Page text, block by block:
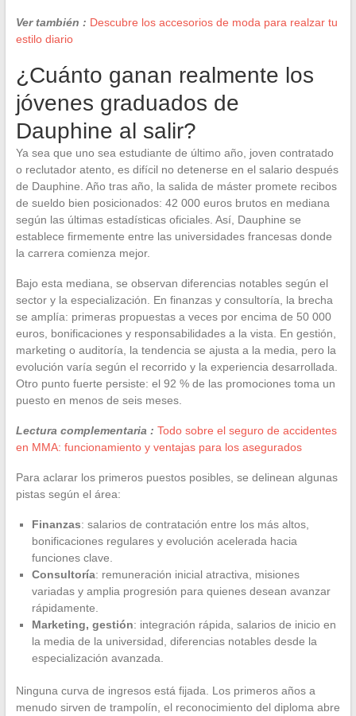
Ver también : Descubre los accesorios de moda para realzar tu
estilo diario
¿Cuánto ganan realmente los
jóvenes graduados de
Dauphine al salir?
Ya sea que uno sea estudiante de último año, joven contratado
o reclutador atento, es difícil no detenerse en el salario después
de Dauphine. Año tras año, la salida de máster promete recibos
de sueldo bien posicionados: 42 000 euros brutos en mediana
según las últimas estadísticas oficiales. Así, Dauphine se
establece firmemente entre las universidades francesas donde
la carrera comienza mejor.
Bajo esta mediana, se observan diferencias notables según el
sector y la especialización. En finanzas y consultoría, la brecha
se amplía: primeras propuestas a veces por encima de 50 000
euros, bonificaciones y responsabilidades a la vista. En gestión,
marketing o auditoría, la tendencia se ajusta a la media, pero la
evolución varía según el recorrido y la experiencia desarrollada.
Otro punto fuerte persiste: el 92 % de las promociones toma un
puesto en menos de seis meses.
Lectura complementaria : Todo sobre el seguro de accidentes
en MMA: funcionamiento y ventajas para los asegurados
Para aclarar los primeros puestos posibles, se delinean algunas
pistas según el área:
Finanzas: salarios de contratación entre los más altos,
bonificaciones regulares y evolución acelerada hacia
funciones clave.
Consultoría: remuneración inicial atractiva, misiones
variadas y amplia progresión para quienes desean avanzar
rápidamente.
Marketing, gestión: integración rápida, salarios de inicio en
la media de la universidad, diferencias notables desde la
especialización avanzada.
Ninguna curva de ingresos está fijada. Los primeros años a
menudo sirven de trampolín, el reconocimiento del diploma abre